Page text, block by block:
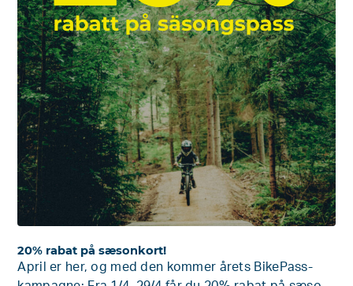
20% rabat på sæsonkort!
April er her, og med den kommer årets BikePass-